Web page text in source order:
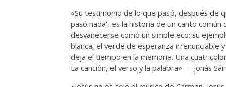
«Su testimonio de lo que pasó, después de
pasó nada', es la historia de un canto común
desvanecerse como un simple eco: su
blanca, el verde de esperanza irrenunciable
deja el tiempo en la memoria. Una
La canción, el verso y la palabra». —Jonás